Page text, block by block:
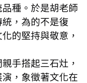
種。於是胡老師
，為的不是復
的堅持與敬意，
手搭起三石灶，
，象徵著文化在